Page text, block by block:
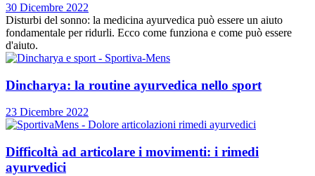
30 Dicembre 2022
Disturbi del sonno: la medicina ayurvedica può essere un aiuto
fondamentale per ridurli. Ecco come funziona e come può essere
d'aiuto.
Dincharya: la routine ayurvedica nello sport
23 Dicembre 2022
Difficoltà ad articolare i movimenti: i rimedi
ayurvedici